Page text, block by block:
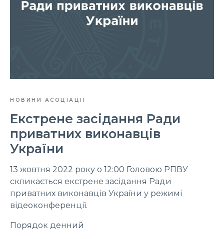
НОВИНИ АСОЦІАЦІЇ
Екстрене засідання Ради
приватних виконавців
України
13 жовтня 2022 року о 12:00 Головою РПВУ
скликається екстрене засідання Ради
приватних виконавців України у режимі
відеоконференції.
Порядок денний